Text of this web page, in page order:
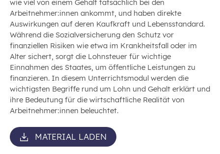
wie viel von einem Gehalt tatsächlich bei den
Arbeitnehmer:innen ankommt, und haben direkte
Auswirkungen auf deren Kaufkraft und Lebensstandard.
Während die Sozialversicherung den Schutz vor
finanziellen Risiken wie etwa im Krankheitsfall oder im
Alter sichert, sorgt die Lohnsteuer für wichtige
Einnahmen des Staates, um öffentliche Leistungen zu
finanzieren. In diesem Unterrichtsmodul werden die
wichtigsten Begriffe rund um Lohn und Gehalt erklärt und
ihre Bedeutung für die wirtschaftliche Realität von
Arbeitnehmer:innen beleuchtet.
MATERIAL LADEN